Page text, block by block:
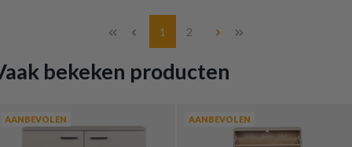
Pagina
1 Pagina
2
bekeken producten
AANBEVOLEN AANBEVOLEN